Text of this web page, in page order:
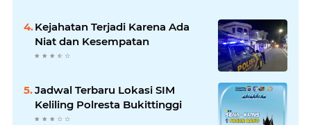
Kejahatan Terjadi Karena Ada
Niat dan Kesempatan
Jadwal Terbaru Lokasi SIM
Keliling Polresta Bukittinggi